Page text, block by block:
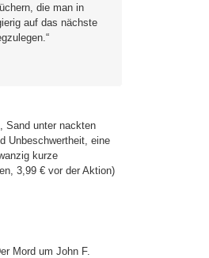
die man in
auf das nächste
Sand unter nackten
Unbeschwertheit, eine
kurze
3,99 € vor der Aktion)
Mord um John F.